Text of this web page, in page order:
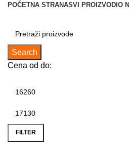
POČETNA STRANASVI PROIZVODIO
Search
Cena od do:
FILTER